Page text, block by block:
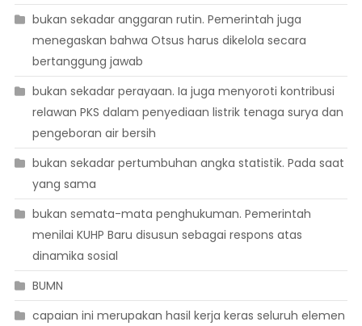
bukan sekadar anggaran rutin. Pemerintah juga
menegaskan bahwa Otsus harus dikelola secara
bertanggung jawab
bukan sekadar perayaan. Ia juga menyoroti kontribusi
relawan PKS dalam penyediaan listrik tenaga surya dan
pengeboran air bersih
bukan sekadar pertumbuhan angka statistik. Pada saat
yang sama
bukan semata-mata penghukuman. Pemerintah
menilai KUHP Baru disusun sebagai respons atas
dinamika sosial
BUMN
capaian ini merupakan hasil kerja keras seluruh elemen